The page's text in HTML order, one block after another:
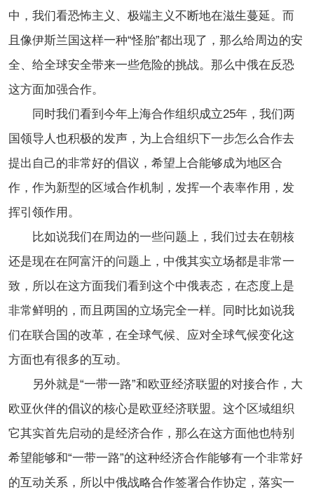
中，我们看恐怖主义、极端主义不断地在滋生蔓延。而
且像伊斯兰国这样一种“怪胎”都出现了，那么给周边的安
全、给全球安全带来一些危险的挑战。那么中俄在反恐
这方面加强合作。
同时我们看到今年上海合作组织成立25年，我们两
国领导人也积极的发声，为上合组织下一步怎么合作去
提出自己的非常好的倡议，希望上合能够成为地区合
作，作为新型的区域合作机制，发挥一个表率作用，发
挥引领作用。
比如说我们在周边的一些问题上，我们过去在朝核
还是现在在阿富汗的问题上，中俄其实立场都是非常一
致，所以在这方面我们看到这个中俄表态，在态度上是
非常鲜明的，而且两国的立场完全一样。同时比如说我
们在联合国的改革，在全球气候、应对全球气候变化这
方面也有很多的互动。
另外就是“一带一路”和欧亚经济联盟的对接合作，大
欧亚伙伴的倡议的核心是欧亚经济联盟。这个区域组织
它其实首先启动的是经济合作，那么在这方面他也特别
希望能够和“一带一路”的这种经济合作能够有一个非常好
的互动关系，所以中俄战略合作签署合作协定，落实一